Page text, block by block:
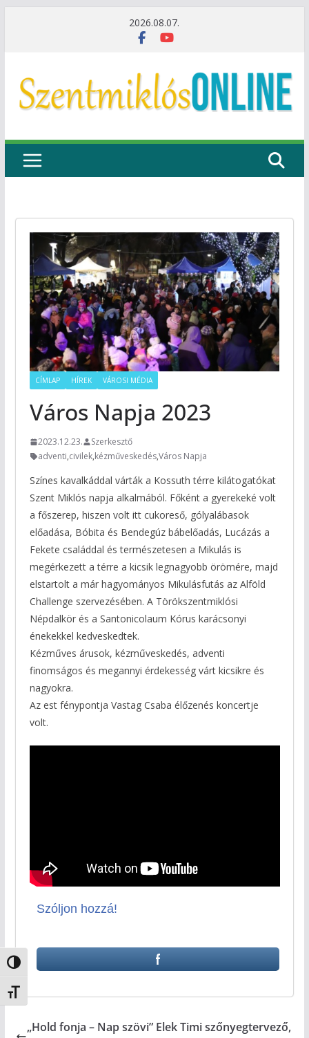
Nagy kontraszt váltása
Betűméret váltása
2026.08.07.
CÍMLAP HÍREK VÁROSI MÉDIA
Város Napja 2023
2023.12.23.
Szerkesztő
adventi,civilek,kézműveskedés,Város Napja
Színes kavalkáddal várták a Kossuth térre kilátogatókat
Szent Miklós napja alkalmából. Főként a gyerekeké volt
a főszerep, hiszen volt itt cukoreső, gólyalábasok
előadása, Bóbita és Bendegúz bábelőadás, Lucázás a
Fekete családdal és természetesen a Mikulás is
megérkezett a térre a kicsik legnagyobb örömére, majd
elstartolt a már hagyományos Mikulásfutás az Alföld
Challenge szervezésében. A Törökszentmiklósi
Népdalkör és a Santonicolaum Kórus karácsonyi
énekekkel kedveskedtek.
Kézműves árusok, kézműveskedés, adventi
finomságos és megannyi érdekesség várt kicsikre és
nagyokra.
Az est fénypontja Vastag Csaba élőzenés koncertje
volt.
Szóljon hozzá!
„Hold fonja – Nap szövi” Elek Timi szőnyegtervező,